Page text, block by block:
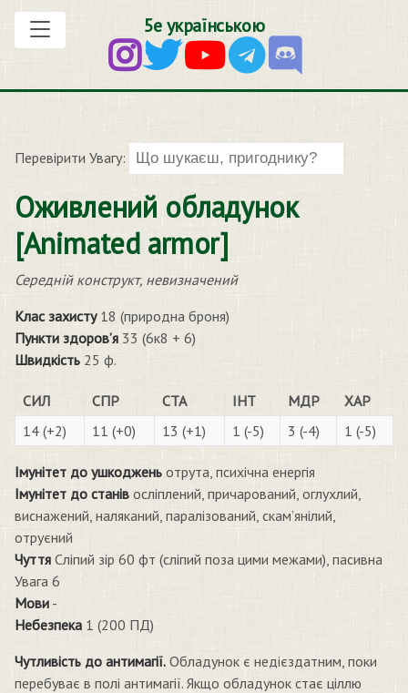
5е українською
Перевірити Увагу:
Оживлений обладунок
[Animated armor]
Середній конструкт, невизначений
Клас захисту18 (природна броня)
Пункти здоров’я 33 (6к8 + 6)
Швидкість 25 ф.
СИЛ СПР СТА ІНТ МДР
ХАР
14 (+2)
11 (+0) 13 (+1) 1 (-5) 3 (-4) 1 (-5)
Імунітет до ушкоджень отрута, психічна енергія
Імунітет до станів осліплений, причарований, оглухлий,
виснажений, наляканий, паралізований, скам’янілий,
отруєний
Чуття Сліпий зір 60 фт (сліпий поза цими межами), пасивна
Увага 6
Мови -
Небезпека 1 (200 ПД)
Чутливість до антимагії. Обладунок є недієздатним, поки
перебуває в полі антимагії. Якщо обладунок стає ціллю